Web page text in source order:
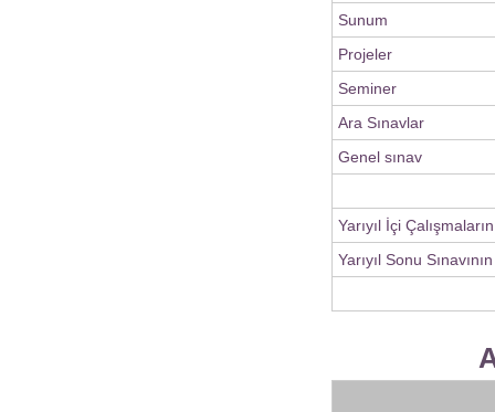
Sunum
Projeler
Seminer
Ara Sınavlar
Genel sınav
Yarıyıl İçi
Yarıyıl Sonu